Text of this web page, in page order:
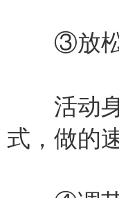
③放松
活动身
式，做的